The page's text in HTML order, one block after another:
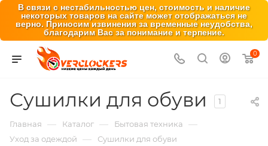
В связи с нестабильностью цен, стоимость и наличие
некоторых товаров на сайте может отображаться не
верно. Приносим извинения за временные неудобства,
благодарим Вас за понимание и терпение.
0
Сушилки для обуви 1
Главная — Каталог — Бытовая техника —
Уход за одеждой — Сушилки для обуви